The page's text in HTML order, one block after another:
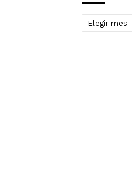
Archivo